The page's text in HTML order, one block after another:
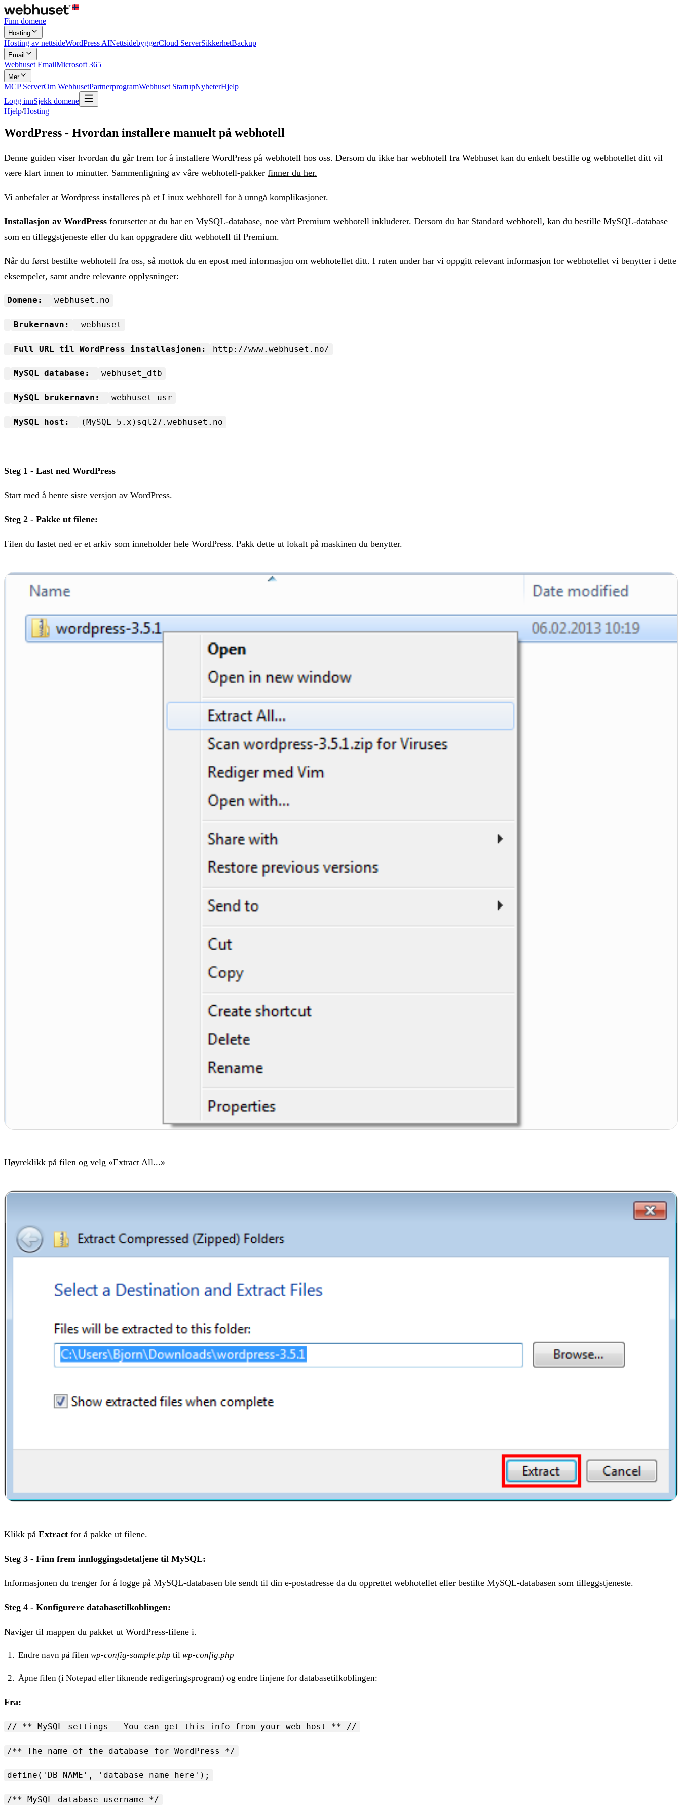
Finn domene
Hosting
Hosting av nettsideWordPress AINettsidebyggerCloud ServerSikkerhetBackup
Email
Webhuset EmailMicrosoft 365
Mer
MCP ServerOm WebhusetPartnerprogramWebhuset StartupNyheterHjelp
Logg innSjekk domene
Hjelp/Hosting
WordPress - Hvordan installere manuelt på webhotell
Denne guiden viser hvordan du går frem for å installere WordPress på webhotell hos oss. Dersom du ikke har webhotell fra Webhuset kan du enkelt bestille og webhotellet ditt vil
være klart innen to minutter. Sammenligning av våre webhotell-pakker finner du her.
Vi anbefaler at Wordpress installeres på et Linux webhotell for å unngå komplikasjoner.
Installasjon av WordPress forutsetter at du har en MySQL-database, noe vårt Premium webhotell inkluderer. Dersom du har Standard webhotell, kan du bestille MySQL-database
som en tilleggstjeneste eller du kan oppgradere ditt webhotell til Premium.
Når du først bestilte webhotell fra oss, så mottok du en epost med informasjon om webhotellet ditt. I ruten under har vi oppgitt relevant informasjon for webhotellet vi benytter i dette
eksempelet, samt andre relevante opplysninger:
Domene: webhuset.no
Brukernavn: webhuset
Full URL til WordPress installasjonen: http://www.webhuset.no/
MySQL database: webhuset_dtb
MySQL brukernavn: webhuset_usr
MySQL host: (MySQL 5.x)sql27.webhuset.no
Steg 1 - Last ned WordPress
Start med å hente siste versjon av WordPress.
Steg 2 - Pakke ut filene:
Filen du lastet ned er et arkiv som inneholder hele WordPress. Pakk dette ut lokalt på maskinen du benytter.
Høyreklikk på filen og velg «Extract All...»
Klikk på Extract for å pakke ut filene.
Steg 3 - Finn frem innloggingsdetaljene til MySQL:
Informasjonen du trenger for å logge på MySQL-databasen ble sendt til din e-postadresse da du opprettet webhotellet eller bestilte MySQL-databasen som tilleggstjeneste.
Steg 4 - Konfigurere databasetilkoblingen:
Naviger til mappen du pakket ut WordPress-filene i.
Endre navn på filen wp-config-sample.php til wp-config.php
Åpne filen (i Notepad eller liknende redigeringsprogram) og endre linjene for databasetilkoblingen:
Fra:
// ** MySQL settings - You can get this info from your web host ** //
/** The name of the database for WordPress */
define('DB_NAME', 'database_name_here');
/** MySQL database username */